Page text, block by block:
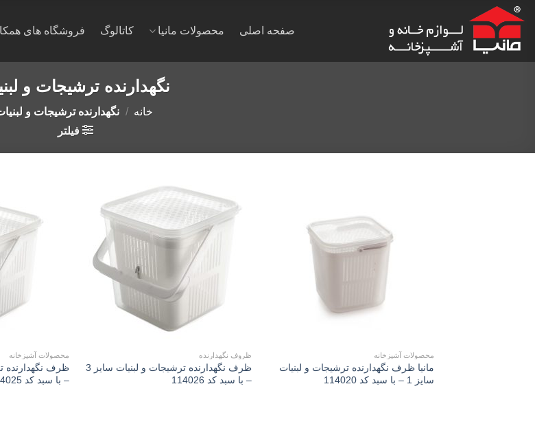
Skip
content
صفحه اصلی محصولات مانیا کاتالوگ فروشگاه های
نگهدارنده ترشیجات و
خانه / نگهدارنده ترشیجات و
فیلتر
محصولات آشپزخانه
مانیا ظرف نگهدارنده ترشیجات و لبنیات
سايز 1 – با سبد کد 114020
Add to
wishlist
ظروف نگهدارنده
ظرف نگهدارنده ترشیجات و لبنیات سايز 3
– با سبد کد 114026
محصولات آشپزخانه
– با سبد کد 114025